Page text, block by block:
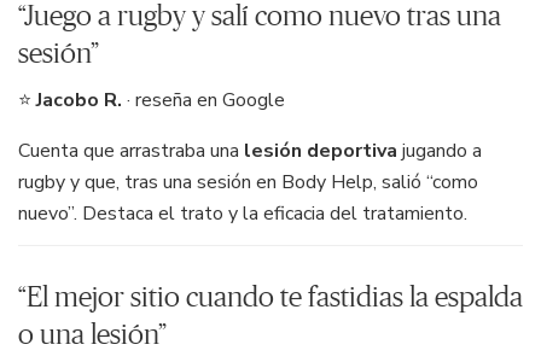
“Juego a rugby y salí como nuevo tras una
sesión”
⭐Jacobo R. · reseña en Google
Cuenta que arrastraba una lesión deportiva jugando a
rugby y que, tras una sesión en Body Help, salió “como
nuevo”. Destaca el trato y la eficacia del tratamiento.
“El mejor sitio cuando te fastidias la espalda
o una lesión”